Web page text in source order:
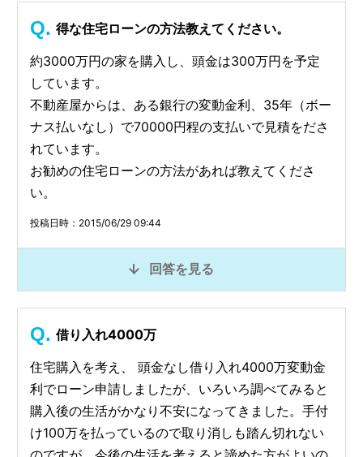
得な住宅ローンの方法教えてください。
約3000万円の家を購入し、頭金は300万円を予定
しています。
不動産屋からは、ある銀行の変動金利、35年（ボー
ナス払いなし）で70000円程の支払いで見積をださ
れています。
お勧めの住宅ローンの方法があれば教えてくださ
い。
投稿日時：2015/06/29 09:44
回答を見る
借り入れ4000万
住宅購入を考え、 頭金なし借り入れ4000万変動金
利でローン申請しましたが、いろいろ調べてみると
購入後の生活がかなり不安になってきました。手付
け100万を払っているので取り消しも踏ん切れない